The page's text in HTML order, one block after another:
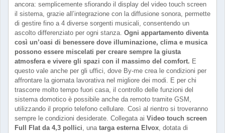
ancora: semplicemente sfiorando il display del video touch screen
il sistema, grazie all’integrazione con la diffusione sonora, permette
di gestire fino a 4 diverse sorgenti musicali, consentendo un
ascolto differenziato per ogni stanza. Ogni appartamento diventa
così un’oasi di benessere dove illuminazione, clima e musica
possono essere miscelati per creare sempre la giusta
atmosfera e vivere gli spazi con il massimo del comfort. E
questo vale anche per gli uffici, dove By-me crea le condizioni per
affrontare la giornata lavorativa nel migliore dei modi. E per chi
trascorre molto tempo fuori casa, il controllo delle funzioni del
sistema domotico è possibile anche da remoto tramite GSM,
utilizzando il proprio telefono cellulare. Così al rientro si troveranno
sempre le condizioni desiderate. Collegata ai Video touch screen
Full Flat da 4,3 pollici, una targa esterna Elvox, dotata di